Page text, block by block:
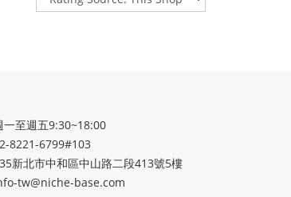
一至週五9:30~18:00
8221-6799#103
新北市中和區中山路二段413號5樓
tw@niche-base.com